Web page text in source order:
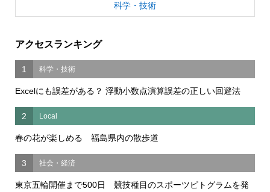
科学・技術
アクセスランキング
1 科学・技術
Excelにも誤差がある？ 浮動小数点演算誤差の正しい回避法
2 Local
春の花が楽しめる 福島県内の散歩道
3 社会・経済
東京五輪開催まで500日 競技種目のスポーツピトグラムを発